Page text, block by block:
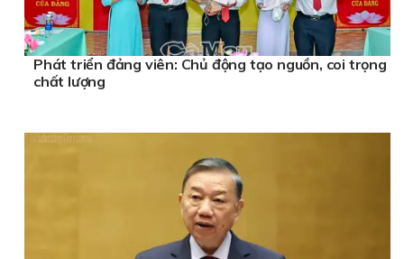
Phát triển đảng viên: Chủ động tạo nguồn, coi trọng
chất lượng